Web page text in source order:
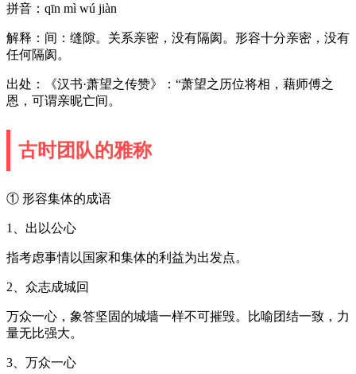
拼音：qīn mì wú jiàn
解释：间：缝隙。关系亲密，没有隔阂。形容十分亲密，没有
任何隔阂。
出处：《汉书·萧望之传赞》：“萧望之历位将相，藉师傅之
恩，可谓亲昵亡间。
古时团队的雅称
① 形容集体的成语
1、出以公心
指考虑事情以国家和集体的利益为出发点。
2、众志成城回
万众一心，象答坚固的城墙一样不可摧毁。比喻团结一致，力
量无比强大。
3、万众一心